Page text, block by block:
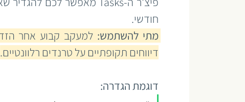
חודשי.
מתי להשתמש:
דיווחים תקופתיים על טרנדים רלוונטיים.
דוגמת הגדרה: